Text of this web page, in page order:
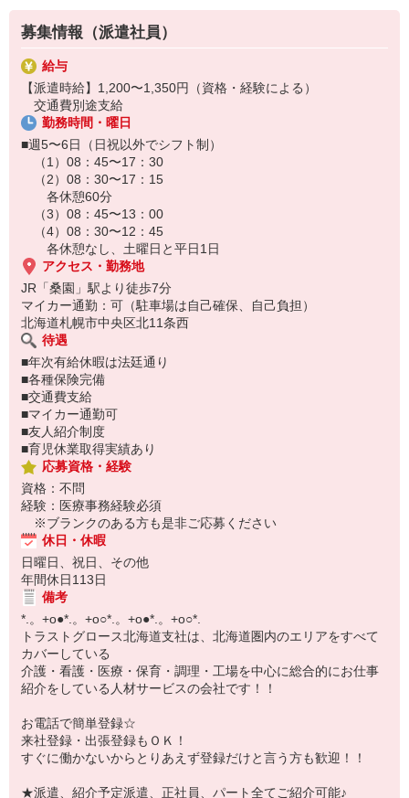
企業とのマッチング
↓
弊社担当との面談＋企業との面談
↓
双方合意の元就業開始♪
※万が一スタッフ様の条件と企業の希望がマッチングしなかった
場合でも、別のお仕事探しを速やかに行います！
※20〜40代の方が活躍中
※診療科目：一般内科、消化器内科、循環器内科、
腎臓内科、リハビリテーション科
※病床数：89床
―――――――――――――――――――――――
【採用までの流れ】
応募後は、電話で応募者様の情報や希望条件などをヒアリング！
その後、履歴書を回収します（WebまたはFAX）。
企業との面談から採用までは数日お時間いただきます。
※履歴書はHPより簡単に作成できます！
⇒ https://www.trust-growth.co.jp/resume/
―――――――――――――――――――――――
※お仕事No.H-4842
ご応募時に上記No.をお知らせ下さい♪
募集情報（派遣社員）
給与
【派遣時給】1,200〜1,350円（資格・経験による）
交通費別途支給
勤務時間・曜日
■週5〜6日（日祝以外でシフト制）
（1）08：45〜17：30
（2）08：30〜17：15
各休憩60分
（3）08：45〜13：00
（4）08：30〜12：45
各休憩なし、土曜日と平日1日
アクセス・勤務地
JR「桑園」駅より徒歩7分
マイカー通勤：可（駐車場は自己確保、自己負担）
北海道札幌市中央区北11条西
待遇
■年次有給休暇は法廷通り
■各種保険完備
■交通費支給
■マイカー通勤可
■友人紹介制度
■育児休業取得実績あり
応募資格・経験
資格：不問
経験：医療事務経験必須
※ブランクのある方も是非ご応募ください
休日・休暇
日曜日、祝日、その他
年間休日113日
備考
*.。+o●*.。+o○*.。+o●*.。+o○*.
トラストグロース北海道支社は、北海道圏内のエリアをすべて
カバーしている
介護・看護・医療・保育・調理・工場を中心に総合的にお仕事
紹介をしている人材サービスの会社です！！
お電話で簡単登録☆
来社登録・出張登録もＯＫ！
すぐに働かないからとりあえず登録だけと言う方も歓迎！！
★派遣、紹介予定派遣、正社員、パート全てご紹介可能♪